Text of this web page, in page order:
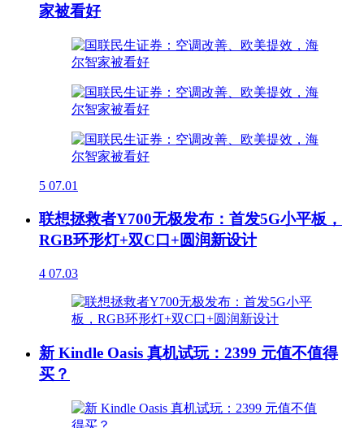
家被看好
5 07.01
联想拯救者Y700无极发布：首发5G小平板，
RGB环形灯+双C口+圆润新设计
4 07.03
新 Kindle Oasis 真机试玩：2399 元值不值得
买？